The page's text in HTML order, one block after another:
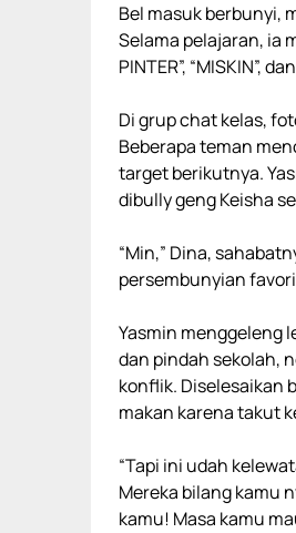
Bel masuk berbunyi,
Selama pelajaran, ia
PINTER”, “MISKIN”,
Di grup chat kelas,
Beberapa teman
target berikutnya.
dibully geng Keisha
“Min,” Dina,
persembunyian
Yasmin menggeleng
dan pindah sekolah,
konflik. Diselesaikan
makan karena takut
“Tapi ini udah
Mereka bilang kamu
kamu! Masa kamu